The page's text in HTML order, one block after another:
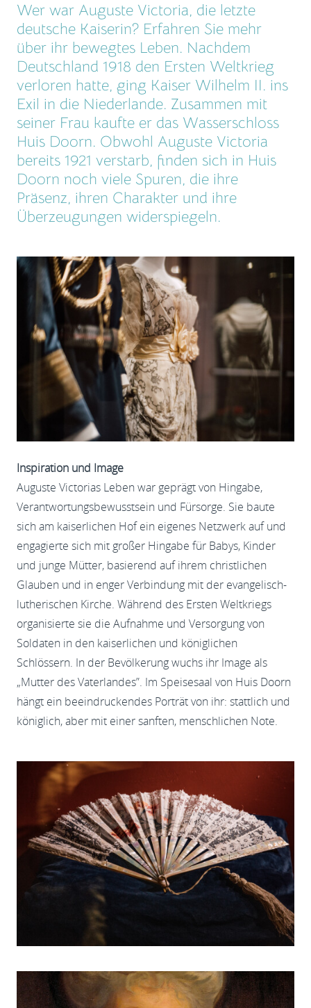
Wer war Auguste Victoria, die letzte
deutsche Kaiserin? Erfahren Sie mehr
über ihr bewegtes Leben. Nachdem
Deutschland 1918 den Ersten Weltkrieg
verloren hatte, ging Kaiser Wilhelm II. ins
Exil in die Niederlande. Zusammen mit
seiner Frau kaufte er das Wasserschloss
Huis Doorn. Obwohl Auguste Victoria
bereits 1921 verstarb, finden sich in Huis
Doorn noch viele Spuren, die ihre
Präsenz, ihren Charakter und ihre
Überzeugungen widerspiegeln.
Inspiration und Image
Auguste Victorias Leben war geprägt von Hingabe,
Verantwortungsbewusstsein und Fürsorge. Sie baute
sich am kaiserlichen Hof ein eigenes Netzwerk auf und
engagierte sich mit großer Hingabe für Babys, Kinder
und junge Mütter, basierend auf ihrem christlichen
Glauben und in enger Verbindung mit der evangelisch-
lutherischen Kirche. Während des Ersten Weltkriegs
organisierte sie die Aufnahme und Versorgung von
Soldaten in den kaiserlichen und königlichen
Schlössern. In der Bevölkerung wuchs ihr Image als
„Mutter des Vaterlandes”. Im Speisesaal von Huis Doorn
hängt ein beeindruckendes Porträt von ihr: stattlich und
königlich, aber mit einer sanften, menschlichen Note.